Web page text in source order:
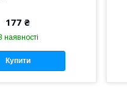
177 ₴
наявності
Купити